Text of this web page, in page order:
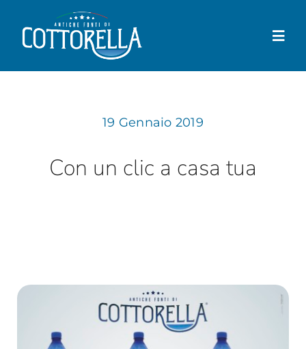
contenuto
Negozio
Il mio account
Carrello
19 Gennaio 2019
Con un clic a casa tua